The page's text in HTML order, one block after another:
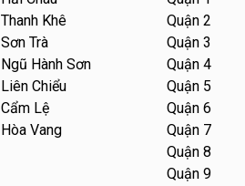
Thanh Khê
Sơn Trà
Ngũ Hành Sơn
Liên Chiểu
Cẩm Lệ
Hòa Vang
Quận 2
Quận 3
Quận 4
Quận 5
Quận 6
Quận 7
Quận 8
Quận 9